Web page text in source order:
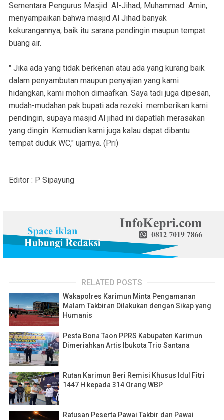
Sementara Pengurus Masjid Al-Jihad, Muhammad Amin,
menyampaikan bahwa masjid Al Jihad banyak
kekurangannya, baik itu sarana pendingin maupun tempat
buang air.
" Jika ada yang tidak berkenan atau ada yang kurang baik
dalam penyambutan maupun penyajian yang kami
hidangkan, kami mohon dimaafkan. Saya tadi juga dipesan,
mudah-mudahan pak bupati ada rezeki memberikan kami
pendingin, supaya masjid Al jihad ini dapatlah merasakan
yang dingin. Kemudian kami juga kalau dapat dibantu
tempat duduk WC," ujarnya. (Pri)
Editor : P Sipayung
RELATED POSTS
Wakapolres Karimun Minta Pengamanan
Malam Takbiran Dilakukan dengan Sikap yang
Humanis
Pesta Bona Taon PPRS Kabupaten Karimun
Dimeriahkan Artis Ibukota Trio Santana
Rutan Karimun Beri Remisi Khusus Idul Fitri
1447 H kepada 314 Orang WBP
Ratusan Peserta Pawai Takbir dan Pawai